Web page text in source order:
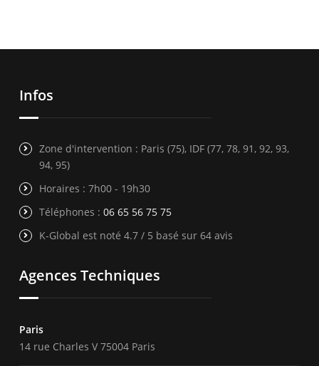
Infos
Zone d'intervention : Paris (75), IDF (77, 78, 91, 92, 93,
94, 95)
Horaires : 7h00 - 19h30
Téléphones : 06 65 56 75 75
K-Global est noté 4.7 / 5 basé sur 64 avis
Agences Techniques
Paris
14 rue Charles V 75004 Paris